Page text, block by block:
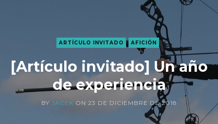
ARTÍCULO INVITADO AFICIÓN
[Artículo invitado] Un año
de experiencia
BY JACEK ON 23 DE DICIEMBRE DE 2018